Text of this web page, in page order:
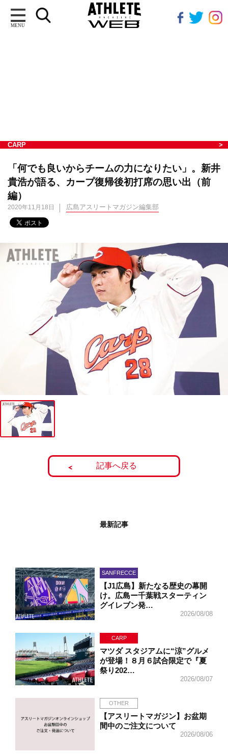
MENU
CARP
「何でも良いからチームの力になりたい」。新井
貴浩が語る、カープ復帰後初打席の思い出（前
編）
2020年11月18日 広島アスリートマガジン編集部
記事へ戻る
最新記事
SANFRECCE
【J1広島】新たなる歴史の幕開
け。広島ー千葉戦スターティン
グイレブン発…
2026/08/08
CARP
マツダ スタジアムに“涼”グルメ
が登場！８月６試合限定で『夏
祭り202…
2026/08/07
OTHER
【アスリートマガジン】お盆期
間中のご注文について
2026/08/06